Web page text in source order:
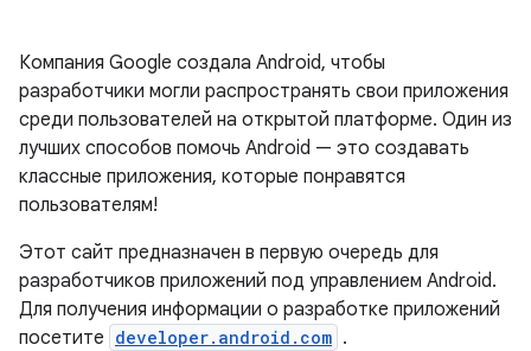
Компания Google создала Android, чтобы
разработчики могли распространять свои приложения
среди пользователей на открытой платформе. Один из
лучших способов помочь Android — это создавать
классные приложения, которые понравятся
пользователям!
Этот сайт предназначен в первую очередь для
разработчиков приложений под управлением Android.
Для получения информации о разработке приложений
посетите developer.android.com .